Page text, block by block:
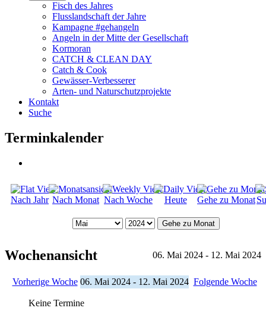
Fisch des Jahres
Flusslandschaft der Jahre
Kampagne #gehangeln
Angeln in der Mitte der Gesellschaft
Kormoran
CATCH & CLEAN DAY
Catch & Cook
Gewässer-Verbesserer
Arten- und Naturschutzprojekte
Kontakt
Suche
Terminkalender
Nach Jahr Nach Monat Nach Woche Heute Gehe zu Monat
Gehe zu Monat
Wochenansicht 06. Mai 2024 - 12. Mai 2024
Vorherige Woche 06. Mai 2024 - 12. Mai 2024 Folgende Woche
Keine Termine